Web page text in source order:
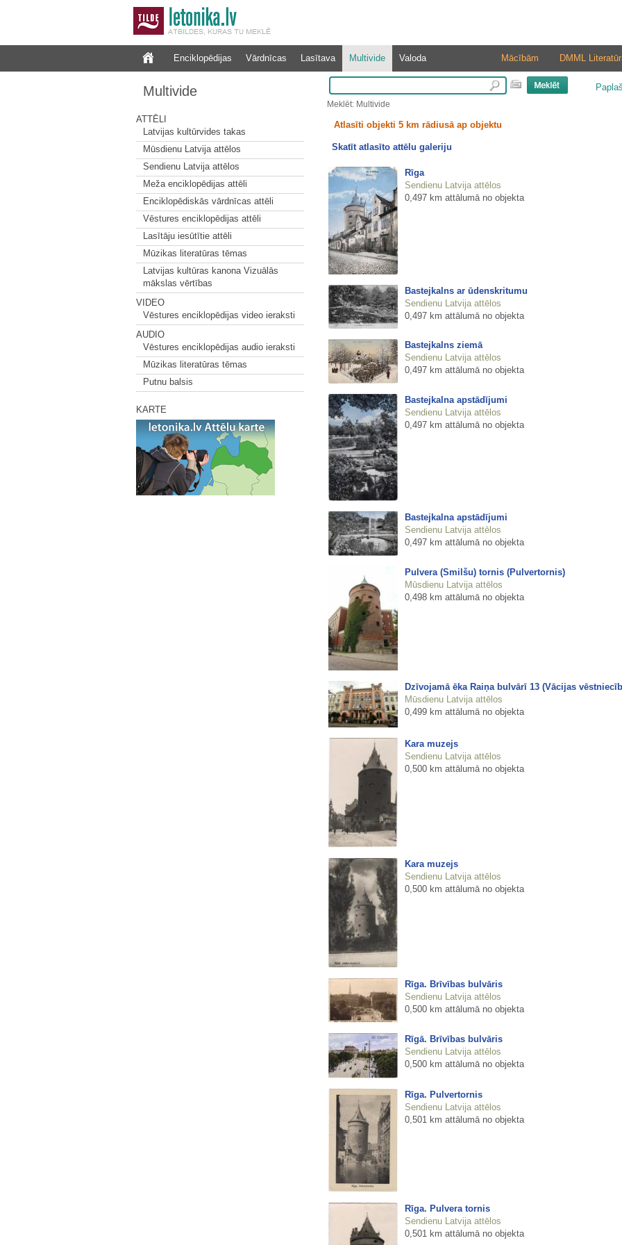
Enciklopēdijas Vārdnīcas Lasītava Multivide Valoda DMML
Mācībām
Multivide
ATTĒLI
Latvijas kultūrvides takas
Mūsdienu Latvija attēlos
Sendienu Latvija attēlos
Meža enciklopēdijas attēli
Enciklopēdiskās vārdnīcas attēli
Vēstures enciklopēdijas attēli
Lasītāju iesūtītie attēli
Mūzikas literatūras tēmas
Latvijas kultūras kanona Vizuālās
mākslas vērtības
VIDEO
Vēstures enciklopēdijas video ieraksti
AUDIO
Vēstures enciklopēdijas audio ieraksti
Mūzikas literatūras tēmas
Putnu balsis
KARTE
Meklēt: Multivide
Atlasīti objekti 5 km rādiusā ap objektu
Skatīt atlasīto attēlu galeriju
Rīga
Sendienu Latvija attēlos
0,497 km attālumā no objekta
Bastejkalns ar ūdenskritumu
Sendienu Latvija attēlos
0,497 km attālumā no objekta
Bastejkalns ziemā
Sendienu Latvija attēlos
0,497 km attālumā no objekta
Bastejkalna apstādījumi
Sendienu Latvija attēlos
0,497 km attālumā no objekta
Bastejkalna apstādījumi
Sendienu Latvija attēlos
0,497 km attālumā no objekta
Pulvera (Smilšu) tornis (Pulvertornis)
Mūsdienu Latvija attēlos
0,498 km attālumā no objekta
Dzīvojamā ēka Raiņa bulvārī 13 (Vācijas
Mūsdienu Latvija attēlos
0,499 km attālumā no objekta
Kara muzejs
Sendienu Latvija attēlos
0,500 km attālumā no objekta
Kara muzejs
Sendienu Latvija attēlos
0,500 km attālumā no objekta
Rīga. Brīvības bulvāris
Sendienu Latvija attēlos
0,500 km attālumā no objekta
Rīgā. Brīvības bulvāris
Sendienu Latvija attēlos
0,500 km attālumā no objekta
Rīga. Pulvertornis
Sendienu Latvija attēlos
0,501 km attālumā no objekta
Rīga. Pulvera tornis
Sendienu Latvija attēlos
0,501 km attālumā no objekta